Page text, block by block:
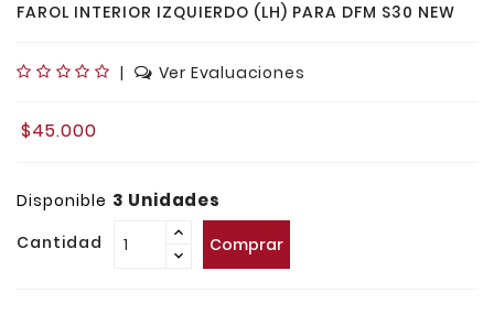
FAROL INTERIOR IZQUIERDO (LH) PARA DFM S30 NEW
| Ver Evaluaciones
$45.000
Disponible 3 Unidades
Cantidad Comprar